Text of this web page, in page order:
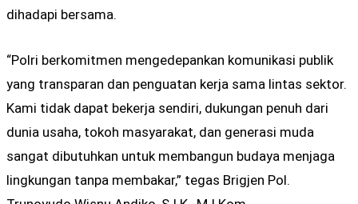
dihadapi bersama.
“Polri berkomitmen mengedepankan komunikasi publik
yang transparan dan penguatan kerja sama lintas sektor.
Kami tidak dapat bekerja sendiri, dukungan penuh dari
dunia usaha, tokoh masyarakat, dan generasi muda
sangat dibutuhkan untuk membangun budaya menjaga
lingkungan tanpa membakar,” tegas Brigjen Pol.